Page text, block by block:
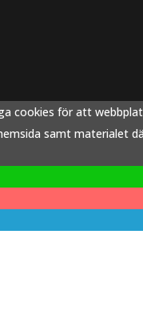
cookies för att
samt materialet